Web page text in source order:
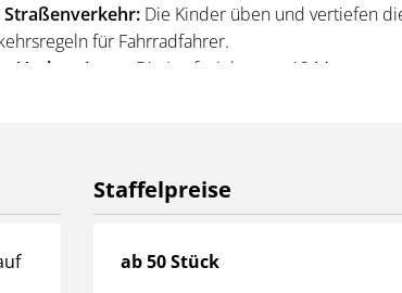
Die Kinder üben und vertiefen
für Fahrradfahrer.
Vorbereitung:
Die Laufzeit beträgt 12 Monate.
wurden vom Fachautorenteam des Verlags
Staffelpreise
Staffelpreise
ab 50 Stück